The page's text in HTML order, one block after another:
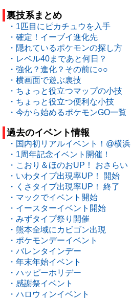
裏技系まとめ
・1匹目にピカチュウを入手
・確定！イーブイ進化先
・隠れているポケモンの探し方
・レベル40まであと何日？
・強化？進化？その前に○○
・横画面で遊ぶ裏技
・ちょっと役立つマップの小技
・ちょっと役立つ便利な小技
・今から始めるポケモンGO一覧
過去のイベント情報
・国内初リアルイベント！@横浜
・1周年記念イベント開催！
・こおり＆ほのおUP！ おさらい
・いわタイプ出現率UP！ 開始
・くさタイプ出現率UP！ 終了
・マックでイベント開始
・イースターイベント開始
・みずタイプ祭り開催
・熊本全域にカビゴン出現
・ポケモンデーイベント
・バレンタインデー
・年末年始イベント
・ハッピーホリデー
・感謝祭イベント
・ハロウィンイベント